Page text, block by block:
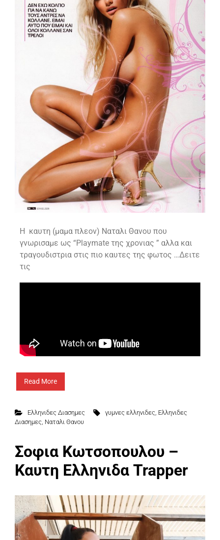
H καυτη (μαμα πλεον) Ναταλι Θανου που
γνωρισαμε ως “Playmate της χρονιας ” αλλα και
τραγουδιστρια στις πιο καυτες της φωτος …Δειτε
τις
Read More
Ελληνιδες Διασημες γυμνες ελληνιδες Ελληνιδες
Διασημες Ναταλι Θανου
Σοφια Κωτσοπουλου –
Καυτη Ελληνιδα Trapper